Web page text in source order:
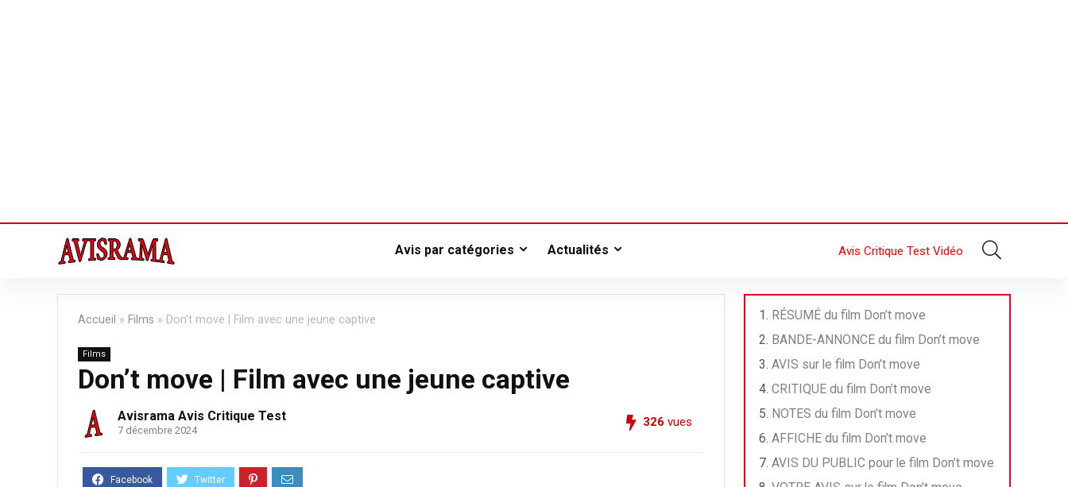
Avis par catégories Actualités Avis Critique Test Vidéo
Accueil » Films » Don’t move | Film avec une jeune captive
Films
Don’t move | Film avec une jeune captive
Avisrama Avis Critique Test
7 décembre 2024
326 vues
RÉSUMÉ du film Don’t move
BANDE-ANNONCE du film Don’t move
AVIS sur le film Don’t move
CRITIQUE du film Don’t move
NOTES du film Don’t move
AFFICHE du film Don’t move
AVIS DU PUBLIC pour le film Don’t move